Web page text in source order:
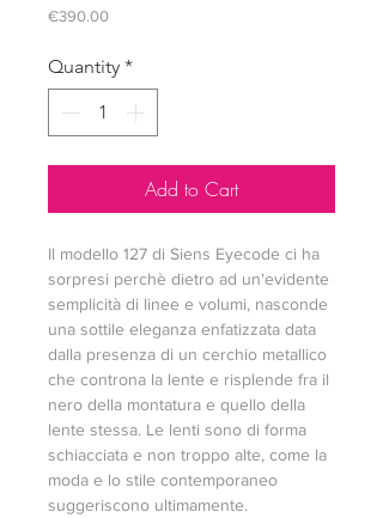
€390.00Price
Quantity *
Add to Cart
Il modello 127 di Siens Eyecode ci ha
sorpresi perchè dietro ad un'evidente
semplicità di linee e volumi, nasconde
una sottile eleganza enfatizzata data
dalla presenza di un cerchio metallico
che controna la lente e risplende fra il
nero della montatura e quello della
lente stessa. Le lenti sono di forma
schiacciata e non troppo alte, come la
moda e lo stile contemporaneo
suggeriscono ultimamente.